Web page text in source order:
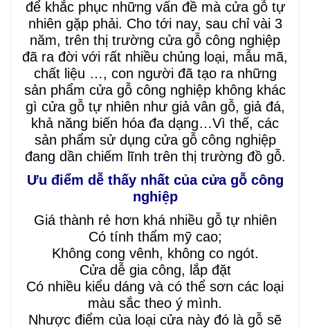
để khắc phục những vấn đề mà cửa gỗ tự
nhiên gặp phải. Cho tới nay, sau chỉ vài 3
năm, trên thị trường cửa gỗ công nghiệp
đã ra đời với rất nhiều chủng loại, mẫu mã,
chất liệu …, con người đã tạo ra những
sản phẩm cửa gỗ công nghiệp không khác
gì cửa gỗ tự nhiên như giả vân gỗ, giả đá,
khả năng biến hóa đa dạng…Vì thế, các
sản phẩm sử dụng cửa gỗ công nghiệp
đang dần chiếm lĩnh trên thị trường đồ gỗ.
Ưu điểm dễ thấy nhất của cửa gỗ công
nghiệp
Giá thành rẻ hơn khá nhiều gỗ tự nhiên
Có tính thẩm mỹ cao;
Không cong vênh, không co ngót.
Cửa dễ gia công, lắp đặt
Có nhiều kiểu dáng và có thể sơn các loại
màu sắc theo ý mình.
Nhược điểm của loại cửa này đó là gỗ sẽ